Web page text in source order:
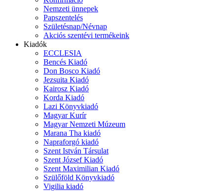
Nemzeti ünnepek
Papszentelés
Születésnap/Névnap
Akciós szentévi termékeink
Kiadók
ECCLESIA
Bencés Kiadó
Don Bosco Kiadó
Jezsuita Kiadó
Kairosz Kiadó
Korda Kiadó
Lazi Könyvkiadó
Magyar Kurír
Magyar Nemzeti Múzeum
Marana Tha kiadó
Napraforgó kiadó
Szent István Társulat
Szent József Kiadó
Szent Maximilian Kiadó
Szülőföld Könyvkiadó
Vigilia kiadó